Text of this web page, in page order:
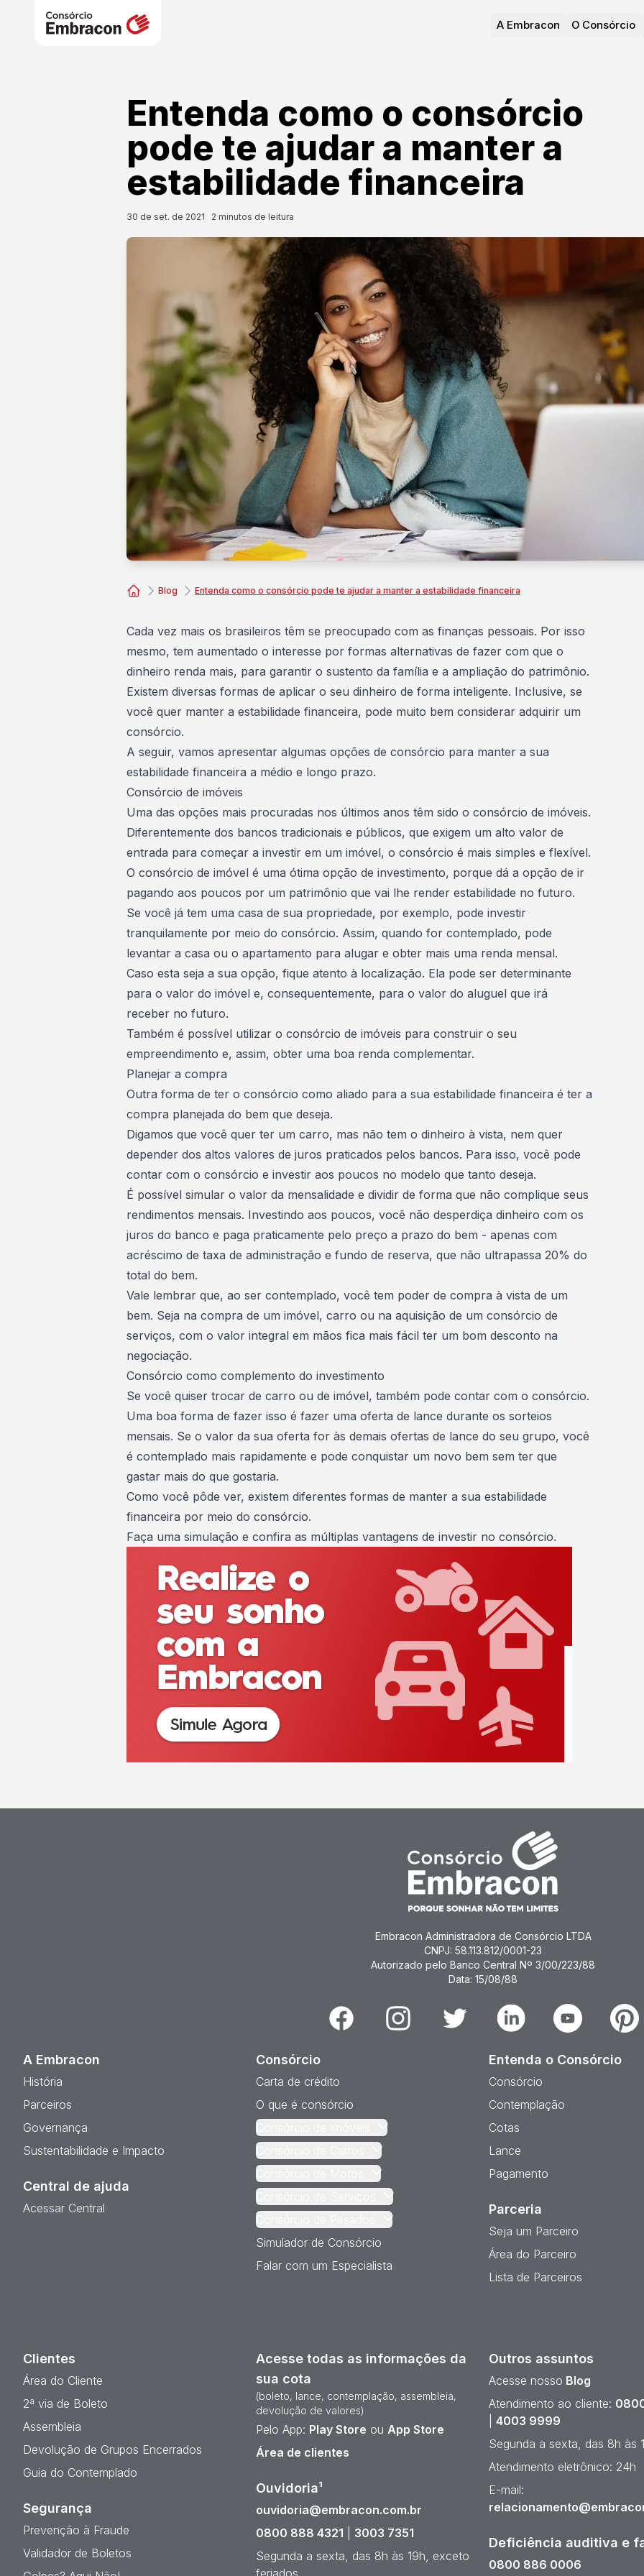
A Embracon O Consórcio
Entenda como o consórcio
pode te ajudar a manter a
estabilidade financeira
30 de set. de 2021 2 minutos de leitura
Blog Entenda como o consórcio pode te ajudar a manter a estabilidade financeira
Cada vez mais os brasileiros têm se preocupado com as finanças pessoais. Por isso
mesmo, tem aumentado o interesse por formas alternativas de fazer com que o
dinheiro renda mais, para garantir o sustento da família e a ampliação do patrimônio.
Existem diversas formas de aplicar o seu dinheiro de forma inteligente. Inclusive, se
você quer manter a estabilidade financeira, pode muito bem considerar adquirir um
consórcio.
A seguir, vamos apresentar algumas opções de consórcio para manter a sua
estabilidade financeira a médio e longo prazo.
Consórcio de imóveis
Uma das opções mais procuradas nos últimos anos têm sido o consórcio de imóveis.
Diferentemente dos bancos tradicionais e públicos, que exigem um alto valor de
entrada para começar a investir em um imóvel, o consórcio é mais simples e flexível.
O consórcio de imóvel é uma ótima opção de investimento, porque dá a opção de ir
pagando aos poucos por um patrimônio que vai lhe render estabilidade no futuro.
Se você já tem uma casa de sua propriedade, por exemplo, pode investir
tranquilamente por meio do consórcio. Assim, quando for contemplado, pode
levantar a casa ou o apartamento para alugar e obter mais uma renda mensal.
Caso esta seja a sua opção, fique atento à localização. Ela pode ser determinante
para o valor do imóvel e, consequentemente, para o valor do aluguel que irá
receber no futuro.
Também é possível utilizar o consórcio de imóveis para construir o seu
empreendimento e, assim, obter uma boa renda complementar.
Planejar a compra
Outra forma de ter o consórcio como aliado para a sua estabilidade financeira é ter a
compra planejada do bem que deseja.
Digamos que você quer ter um carro, mas não tem o dinheiro à vista, nem quer
depender dos altos valores de juros praticados pelos bancos. Para isso, você pode
contar com o consórcio e investir aos poucos no modelo que tanto deseja.
É possível simular o valor da mensalidade e dividir de forma que não complique seus
rendimentos mensais. Investindo aos poucos, você não desperdiça dinheiro com os
juros do banco e paga praticamente pelo preço a prazo do bem - apenas com
acréscimo de taxa de administração e fundo de reserva, que não ultrapassa 20% do
total do bem.
Vale lembrar que, ao ser contemplado, você tem poder de compra à vista de um
bem. Seja na compra de um imóvel, carro ou na aquisição de um consórcio de
serviços, com o valor integral em mãos fica mais fácil ter um bom desconto na
negociação.
Consórcio como complemento do investimento
Se você quiser trocar de carro ou de imóvel, também pode contar com o consórcio.
Uma boa forma de fazer isso é fazer uma oferta de lance durante os sorteios
mensais. Se o valor da sua oferta for às demais ofertas de lance do seu grupo, você
é contemplado mais rapidamente e pode conquistar um novo bem sem ter que
gastar mais do que gostaria.
Como você pôde ver, existem diferentes formas de manter a sua estabilidade
financeira por meio do consórcio.
Faça uma simulação e confira as múltiplas vantagens de investir no consórcio.
Embracon Administradora de Consórcio LTDA
CNPJ: 58.113.812/0001-23
Autorizado pelo Banco Central Nº 3/00/223/88
Data: 15/08/88
Facebook Instagram Twitter Linkedin Youtube
A Embracon
História
Parceiros
Governança
Sustentabilidade e Impacto
Central de ajuda
Acessar Central
Consórcio
Carta de crédito
O que é consórcio
Simulador de Consórcio
Falar com um Especialista
Entenda o Consórcio
Consórcio
Contemplação
Cotas
Lance
Pagamento
Parceria
Seja um Parceiro
Área do Parceiro
Lista de Parceiros
Clientes
Área do Cliente
2ª via de Boleto
Assembleia
Devolução de Grupos Encerrados
Guia do Contemplado
Segurança
Prevenção à Fraude
Validador de Boletos
Acesse todas as informações da
sua cota
(boleto, lance, contemplação, assembleia,
devolução de valores)
Pelo App: Play Store ou App Store
Área de clientes
Ouvidoria¹
ouvidoria@embracon.com.br
0800 888 4321
3003 7351
Segunda a sexta, das 8h às 19h, exceto
feriados
Outros assuntos
Acesse nosso Blog
Atendimento ao cliente:
4003 9999
Segunda a sexta, das 8h às
Atendimento eletrônico: 24h
E-mail:
Deficiência auditiva e
0800 886 0006